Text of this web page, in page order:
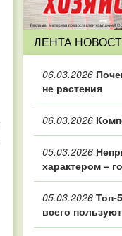
ЛЕНТА
06.03.2026
не растения
06.03.2026
05.03.2026
характером –
05.03.2026
всего